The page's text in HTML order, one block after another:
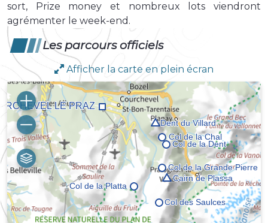
sort, Prize money et nombreux lots viendront
agrémenter le week-end.
Les parcours officiels
Afficher la carte en plein écran